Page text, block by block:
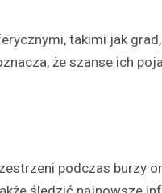
takimi jak
że szanse ich
podczas burzy
z